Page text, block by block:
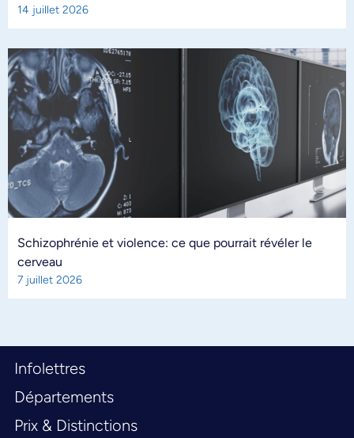
14 juillet 2026
Schizophrénie et violence: ce que pourrait révéler le
cerveau
7 juillet 2026
Infolettres
Départements
Prix & Distinctions